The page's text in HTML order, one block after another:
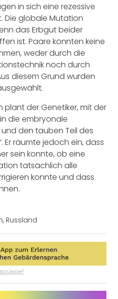
in sich eine rezessive
Die globale Mutation
das Erbgut beider
ist. Paare könnten keine
weder durch die
noch durch
diesem Grund wurden
der Genetiker, mit der
die embryonale
den tauben Teil des
Er räumte jedoch ein, dass
sein konnte, ob eine
tatsächlich alle
konnte und dass
, Russland